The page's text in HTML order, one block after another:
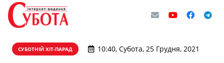
СУБОТНІЙ ХІТ-ПАРАД 10:40, Субота, 25 Грудня, 2021